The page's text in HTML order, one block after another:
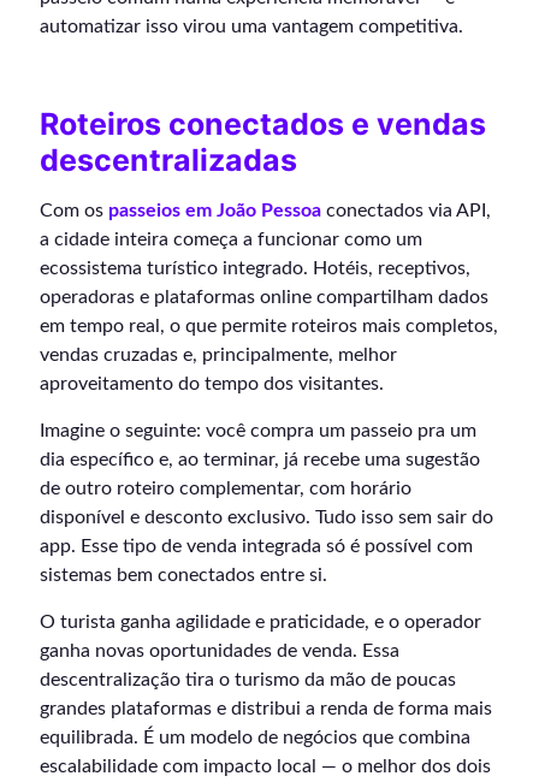
automatizar isso virou uma vantagem competitiva.
Roteiros conectados e vendas
descentralizadas
Com os passeios em João Pessoa conectados via API,
a cidade inteira começa a funcionar como um
ecossistema turístico integrado. Hotéis, receptivos,
operadoras e plataformas online compartilham dados
em tempo real, o que permite roteiros mais completos,
vendas cruzadas e, principalmente, melhor
aproveitamento do tempo dos visitantes.
Imagine o seguinte: você compra um passeio pra um
dia específico e, ao terminar, já recebe uma sugestão
de outro roteiro complementar, com horário
disponível e desconto exclusivo. Tudo isso sem sair do
app. Esse tipo de venda integrada só é possível com
sistemas bem conectados entre si.
O turista ganha agilidade e praticidade, e o operador
ganha novas oportunidades de venda. Essa
descentralização tira o turismo da mão de poucas
grandes plataformas e distribui a renda de forma mais
equilibrada. É um modelo de negócios que combina
escalabilidade com impacto local — o melhor dos dois